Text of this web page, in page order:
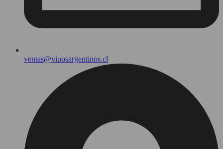
ventas@vinosargentinos.cl